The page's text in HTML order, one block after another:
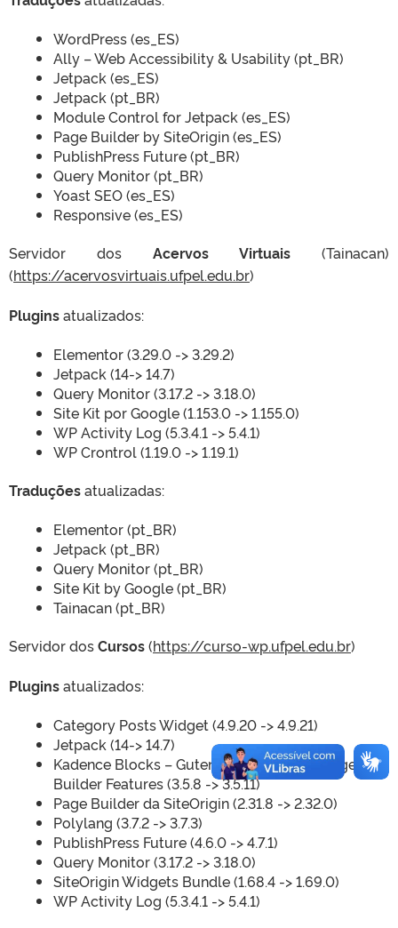
WordPress (es_ES)
Ally – Web Accessibility & Usability (pt_BR)
Jetpack (es_ES)
Jetpack (pt_BR)
Module Control for Jetpack (es_ES)
Page Builder by SiteOrigin (es_ES)
PublishPress Future (pt_BR)
Query Monitor (pt_BR)
Yoast SEO (es_ES)
Responsive (es_ES)
Servidor dos Acervos Virtuais (Tainacan)
(https://acervosvirtuais.ufpel.edu.br)
Pluginsatualizados:
Elementor (3.29.0 -> 3.29.2)
Jetpack (14-> 14.7)
Query Monitor (3.17.2 -> 3.18.0)
Site Kit por Google (1.153.0 -> 1.155.0)
WP Activity Log (5.3.4.1 -> 5.4.1)
WP Crontrol (1.19.0 -> 1.19.1)
Traduçõesatualizadas:
Elementor (pt_BR)
Jetpack (pt_BR)
Query Monitor (pt_BR)
Site Kit by Google (pt_BR)
Tainacan (pt_BR)
Servidor dosCursos(https://curso-wp.ufpel.edu.br)
Pluginsatualizados:
Category Posts Widget (4.9.20 -> 4.9.21)
Jetpack (14-> 14.7)
Kadence Blocks – Gutenberg Blocks for Page
Builder Features (3.5.8 -> 3.5.11)
Page Builder da SiteOrigin (2.31.8 -> 2.32.0)
Polylang (3.7.2 -> 3.7.3)
PublishPress Future (4.6.0 -> 4.7.1)
Query Monitor (3.17.2 -> 3.18.0)
SiteOrigin Widgets Bundle (1.68.4 -> 1.69.0)
WP Activity Log (5.3.4.1 -> 5.4.1)